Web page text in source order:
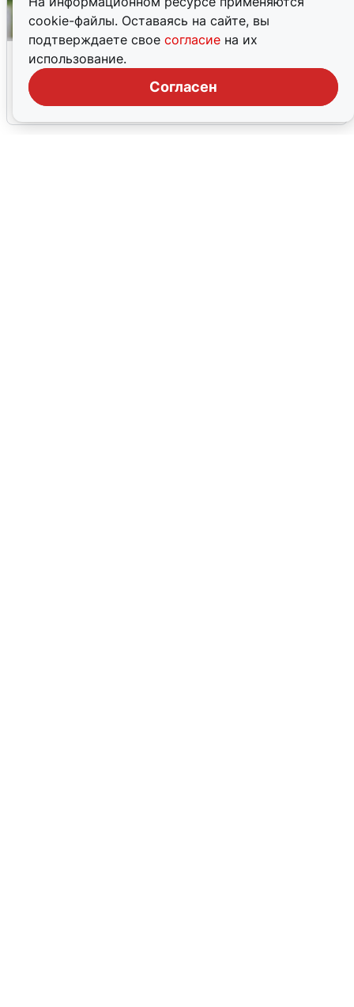
cookie-файлы. Оставаясь на сайте, вы
подтверждаете свое согласие на их
использование.
Согласен
Волгоградцы остались без
мобильного интернета
6 августа 0